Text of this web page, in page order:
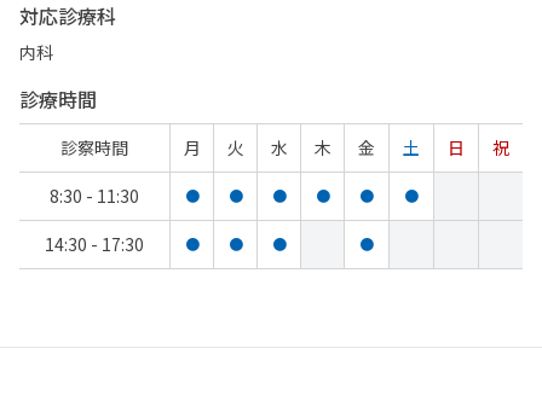
対応診療科
内科
診療時間
診察時間 月 火 水 木 金 土 日
祝
8:30 - 11:30
● ● ● ● ● ●
14:30 - 17:30 ● ● ● ●